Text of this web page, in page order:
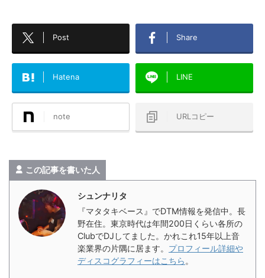
Post Share
Hatena LINE
note URLコピー
この記事を書いた人
シュンナリタ
『マタタキベース』でDTM情報を発信中。長
野在住。東京時代は年間200日くらい各所の
ClubでDJしてました。かれこれ15年以上音
楽業界の片隅に居ます。 プロフィール詳細や
ディスコグラフィーはこちら 。